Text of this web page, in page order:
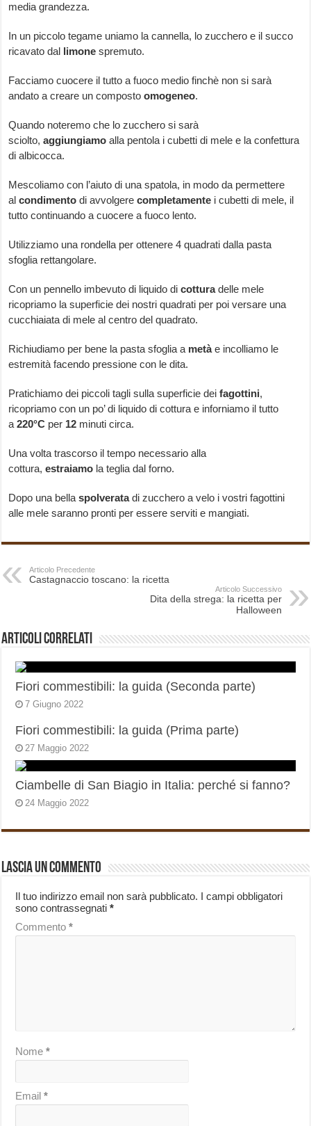
media grandezza.
In un piccolo tegame uniamo la cannella, lo zucchero e il succo
ricavato dal limone spremuto.
Facciamo cuocere il tutto a fuoco medio finchè non si sarà
andato a creare un compostoomogeneo.
Quando noteremo che lo zucchero si sarà
sciolto,aggiungiamo alla pentola i cubetti di mele e la confettura
di albicocca.
Mescoliamo con l’aiuto di una spatola, in modo da permettere
alcondimento di avvolgerecompletamente i cubetti di mele, il
tutto continuando a cuocere a fuoco lento.
Utilizziamo una rondella per ottenere 4 quadrati dalla pasta
sfoglia rettangolare.
Con un pennello imbevuto di liquido dicotturadelle mele
ricopriamo la superficie dei nostri quadrati per poi versare una
cucchiaiata di mele al centro del quadrato.
Richiudiamo per bene la pasta sfoglia a metàe incolliamo le
estremità facendo pressione con le dita.
Pratichiamo dei piccoli tagli sulla superficie deifagottini,
ricopriamo con un po’ di liquido di cottura e inforniamo il tutto
a220°C per 12 minuti circa.
Una volta trascorso il tempo necessario alla
cottura,estraiamo la teglia dal forno.
Dopo una bellaspolveratadi zucchero a velo i vostri fagottini
alle mele saranno pronti per essere serviti e mangiati.
Articolo Precedente
Castagnaccio toscano: la ricetta
Articolo Successivo
Dita della strega: la ricetta per
Halloween
Articoli correlati
Fiori commestibili: la guida (Seconda parte)
7 Giugno 2022
Fiori commestibili: la guida (Prima parte)
27 Maggio 2022
Ciambelle di San Biagio in Italia: perché si fanno?
24 Maggio 2022
Lascia un commento
Il tuo indirizzo email non sarà pubblicato. I campi obbligatori
sono contrassegnati*
Commento*
Nome*
Email*